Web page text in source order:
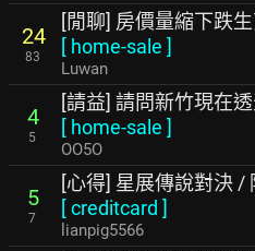
24
83
[閒聊] 房價量縮下跌
[ home-sale ]
Luwan
4
5
[請益] 請問新竹現在
[ home-sale ]
OO5O
5
7
[心得] 星展傳說對決 /
[creditcard ]
lianpig5566